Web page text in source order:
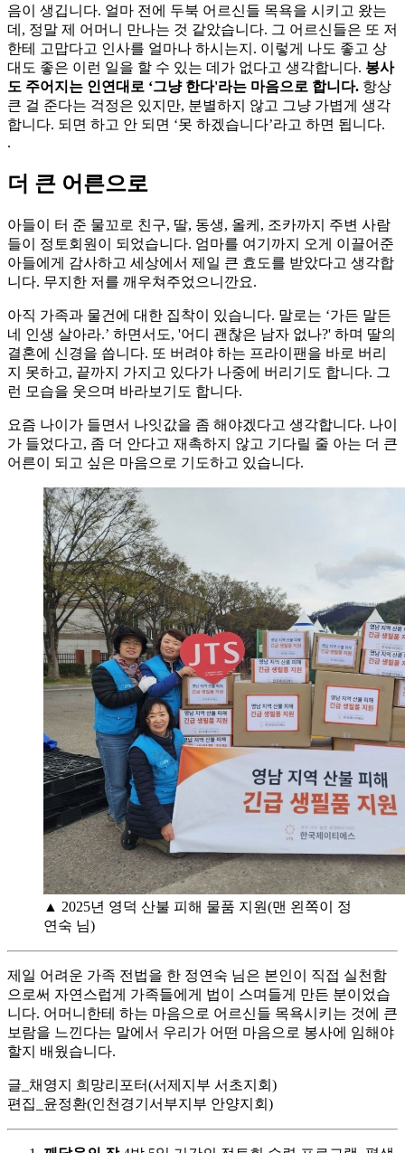
음이 생깁니다. 얼마 전에 두북 어르신들 목욕을 시키고 왔는
데, 정말 제 어머니 만나는 것 같았습니다. 그 어르신들은 또 저
한테 고맙다고 인사를 얼마나 하시는지. 이렇게 나도 좋고 상
대도 좋은 이런 일을 할 수 있는 데가 없다고 생각합니다. 봉사
도 주어지는 인연대로 ‘그냥 한다'라는 마음으로 합니다. 항상
큰 걸 준다는 걱정은 있지만, 분별하지 않고 그냥 가볍게 생각
합니다. 되면 하고 안 되면 ‘못 하겠습니다’라고 하면 됩니다.
.
더 큰 어른으로
아들이 터 준 물꼬로 친구, 딸, 동생, 올케, 조카까지 주변 사람
들이 정토회원이 되었습니다. 엄마를 여기까지 오게 이끌어준
아들에게 감사하고 세상에서 제일 큰 효도를 받았다고 생각합
니다. 무지한 저를 깨우쳐주었으니깐요.
아직 가족과 물건에 대한 집착이 있습니다. 말로는 ‘가든 말든
네 인생 살아라.’ 하면서도, '어디 괜찮은 남자 없나?' 하며 딸의
결혼에 신경을 씁니다. 또 버려야 하는 프라이팬을 바로 버리
지 못하고, 끝까지 가지고 있다가 나중에 버리기도 합니다. 그
런 모습을 웃으며 바라보기도 합니다.
요즘 나이가 들면서 나잇값을 좀 해야겠다고 생각합니다. 나이
가 들었다고, 좀 더 안다고 재촉하지 않고 기다릴 줄 아는 더 큰
어른이 되고 싶은 마음으로 기도하고 있습니다.
▲ 2025년 영덕 산불 피해 물품 지원(맨 왼쪽이 정
연숙 님)
제일 어려운 가족 전법을 한 정연숙 님은 본인이 직접 실천함
으로써 자연스럽게 가족들에게 법이 스며들게 만든 분이었습
니다. 어머니한테 하는 마음으로 어르신들 목욕시키는 것에 큰
보람을 느낀다는 말에서 우리가 어떤 마음으로 봉사에 임해야
할지 배웠습니다.
글_채영지 희망리포터(서제지부 서초지회)
편집_윤정환(인천경기서부지부 안양지회)